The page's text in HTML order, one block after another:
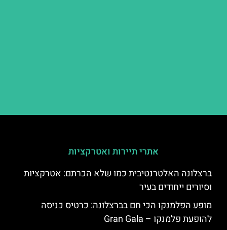
אתרי תיירות ואטרקציות
ברצלונה האלטרנטיבית כמו שלא הכרתם: אטרקציות
וסיורים ייחודים בעיר
מופע הפלמנקו הכי חם בברצלונה: כרטיס כניסה
להופעת פלמנקו – Gran Gala